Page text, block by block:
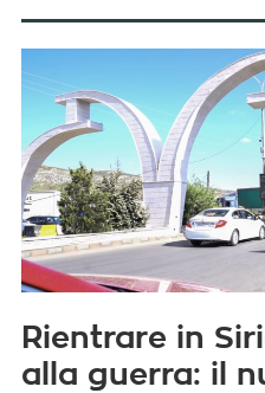
Rientrare in
alla guerra: il